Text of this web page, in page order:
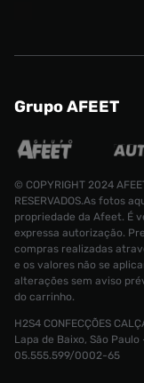
Grupo AFEET
© COPYRIGHT 2024
RESERVADOS.As fotos
propriedade da Afeet. É
expressa autorização.
compras realizadas
e os valores não se
alterações sem aviso
do carrinho.
H2S4 CONFECÇÕES
Lapa de Baixo, São
05.555.599/0002-65